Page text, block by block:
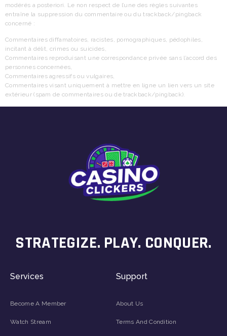
modérés a posteriori. Le non respect de l’une des règles suivantes
entraîne la suppression du commentaire ou du trackback/pingback
concerné :
Commentaires diffamatoires, racistes, pornographiques, pédophiles,
incitant à délit, crimes ou suicides,
Commentaires reproduisant une correspondance privée sans l’accord des
personnes concernées,
Commentaires agressifs ou vulgaires,
Commentaires visant uniquement à mettre en ligne un lien vers un site
extérieur (spam de commentaires ou de trackback/pingback).
STRATEGIZE. PLAY. CONQUER.
Services
Become A Member
Watch Stream
Support
About Us
Terms And Condition